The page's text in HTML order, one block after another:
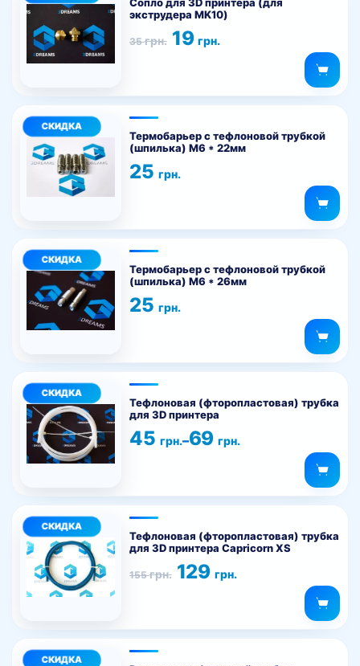
странице
товара.
экструдера MK10)
35грн.
Первоначальная
цена
19грн.
Текущая
цена:
имеет
несколько
вариаций.
выбрать
на
странице
товара.
Термобарьер с тефлоновой трубкой
(шпилька) M6 * 22мм
25 грн.
Этот
товар
имеет
несколько
вариаций.
выбрать
на
странице
товара.
Термобарьер с тефлоновой трубкой
(шпилька) M6 * 26мм
25 грн.
Этот
товар
имеет
несколько
вариаций.
выбрать
на
странице
товара.
Тефлоновая (фторопластовая) трубка
для 3D принтера
45 грн.–69грн.
Диапазон
цен:
Этот
товар
имеет
несколько
вариаций.
выбрать
на
странице
товара.
Тефлоновая (фторопластовая) трубка
для 3D принтера Capricorn XS
155грн.
Первоначальная
цена
129грн.
Текущая
цена: